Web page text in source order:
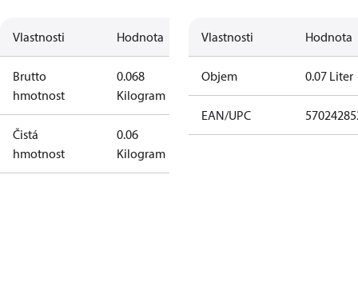
Vlastnosti Hodnota
Brutto
hmotnost
0.068
Kilogram
Čistá
hmotnost
0.06
Kilogram
Vlastnosti Hodnota
Objem 0.07 Liter
EAN/UPC